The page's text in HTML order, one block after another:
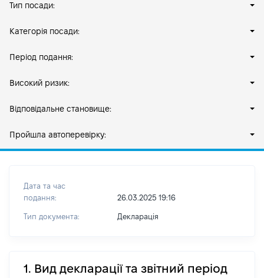
Тип посади:
Категорія посади:
Період подання:
Високий ризик:
Відповідальне становище:
Пройшла автоперевірку:
Дата та час
подання:
26.03.2025 19:16
Тип документа: Декларація
1. Вид декларації та звітний період